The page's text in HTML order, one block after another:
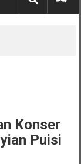
Konser
Puisi